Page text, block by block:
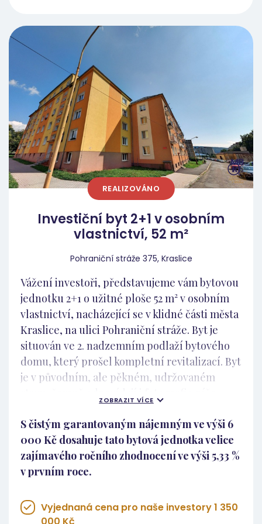
pohybují od cca 2.200.000 Kč výše (v závislosti
na stavu). I pokud budeme počítat: kupní
cenu 1,5 mil. Kč, budoucí rekonstrukci cca
400.000 Kč, dostáváme se na celkovou
investici kolem 1,9 mil. Kč. To je stále výrazně
pod úrovní trhu u hotových bytů stejné
dispozice. Investor tedy kupuje: s
bezpečnostním cenovým polštářem, s
prostorem pro budoucí zhodnocení a s
možností optimalizovat výnos po
rekonstrukci. Dům a technické zázemí Byt se
nachází v 5. patře sedmipodlažního domu s
výtahem, což je důležitý faktor pro
dlouhodobou pronajímatelnost. Vyšší patro
navíc přináší: lepší světelnost, větší
soukromí, menší hluk z ulice. Lokalita –
Nejdek Nejdek je město s přibližně 7 000
obyvateli, ležící v dojezdové vzdálenosti
Karlových Varů. Díky této poloze je zde
dlouhodobě stabilní poptávka po dostupném
nájemním bydlení – zejména ze strany lidí
pracujících v Karlových Varech či v okolních
průmyslových provozech. Lokalita nabízí:
kompletní občanskou vybavenost (školy,
školky, obchody, lékaře), dobrou dopravní
dostupnost, klidnější prostředí oproti větším
městům, cenově dostupné bydlení, které má
na trhu své místo. Jedná se o realistický,
funkční trh s dostupným nájemním bydlením
– což je přesně segment, který bývá stabilní i
je tato investice vhodná? Pro investora, který:
REALIZOVÁNO
Investiční byt 2+1 v osobním
vlastnictví, 52 m²
Pohraniční stráže 375, Kraslice
Vážení investoři, představujeme vám bytovou
jednotku 2+1 o užitné ploše 52 m² v osobním
vlastnictví, nacházející se v klidné části města
Kraslice, na ulici Pohraniční stráže. Byt je
situován ve 2. nadzemním podlaží bytového
domu, který prošel kompletní revitalizací. Byt
je v původním, ale pěkném, udržovaném
stavu, čemuž odpovídají i fotografie níže..
prostorem, koupelna se sprchovacím koutem,
samostatná toaleta, kuchyně s místem pro
jídelní stůl, ložnice s příjemným výhledem do
okolí, prostorný obývací pokoj. Technický
dobrém technickém stavu po kompletní
revitalizaci, takže veškerá investice směřuje
ZOBRAZIT VÍCE
S čistým garantovaným nájemným ve výši 6
000 Kč dosahuje tato bytová jednotka velice
zajímavého ročního zhodnocení ve výši 5,33 %
v prvním roce.
Vyjednaná cena pro naše investory 1 350